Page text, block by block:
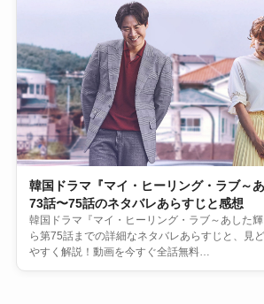
韓国ドラマ『マイ・ヒーリング・ラブ～
73話〜75話のネタバレあらすじと感想
韓国ドラマ『マイ・ヒーリング・ラブ～あした
ら第75話までの詳細なネタバレあらすじと、見
やすく解説！動画を今すぐ全話無料…